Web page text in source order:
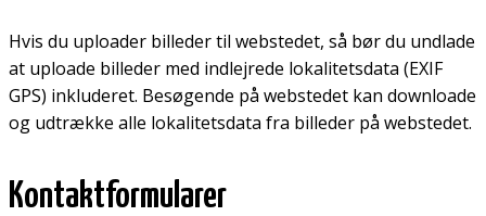
Hvis du uploader billeder til webstedet, så bør du undlade
at uploade billeder med indlejrede lokalitetsdata (EXIF
GPS) inkluderet. Besøgende på webstedet kan downloade
og udtrække alle lokalitetsdata fra billeder på webstedet.
Kontaktformularer